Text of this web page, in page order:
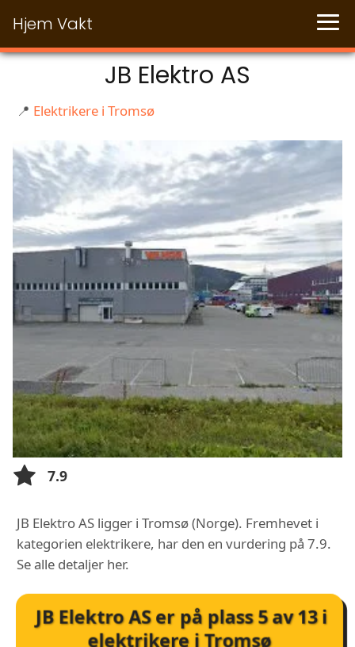
Hjem Vakt
JB Elektro AS
📍 Elektrikere i Tromsø
7.9
JB Elektro AS ligger i Tromsø (Norge). Fremhevet i
kategorien elektrikere, har den en vurdering på 7.9.
Se alle detaljer her.
JB Elektro ASer på plass5av13i
elektrikere i Tromsø